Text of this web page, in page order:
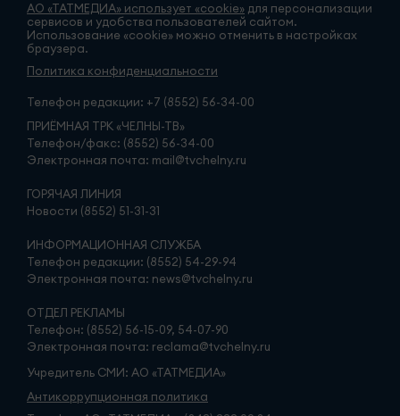
АО «ТАТМЕДИА» использует «cookie» для персонализации
сервисов и удобства пользователей сайтом.
Использование «cookie» можно отменить в настройках
браузера.
Политика конфиденциальности
Телефон редакции: +7 (8552) 56-34-00
ПРИЁМНАЯ ТРК «ЧЕЛНЫ-ТВ»
Телефон/факс: (8552) 56-34-00
Электронная почта: mail@tvchelny.ru
ГОРЯЧАЯ ЛИНИЯ
Новости (8552) 51-31-31
ИНФОРМАЦИОННАЯ СЛУЖБА
Телефон редакции: (8552) 54-29-94
Электронная почта: news@tvchelny.ru
ОТДЕЛ РЕКЛАМЫ
Телефон: (8552) 56-15-09, 54-07-90
Электронная почта: reclama@tvchelny.ru
Учредитель СМИ: АО «ТАТМЕДИА»
Антикоррупционная политика